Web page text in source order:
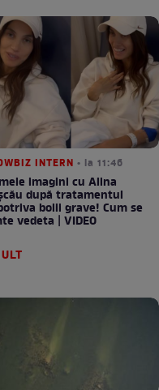
INTERN • la 11:46
imagini cu Alina
după tratamentul
bolii grave! Cum se
vedeta | VIDEO